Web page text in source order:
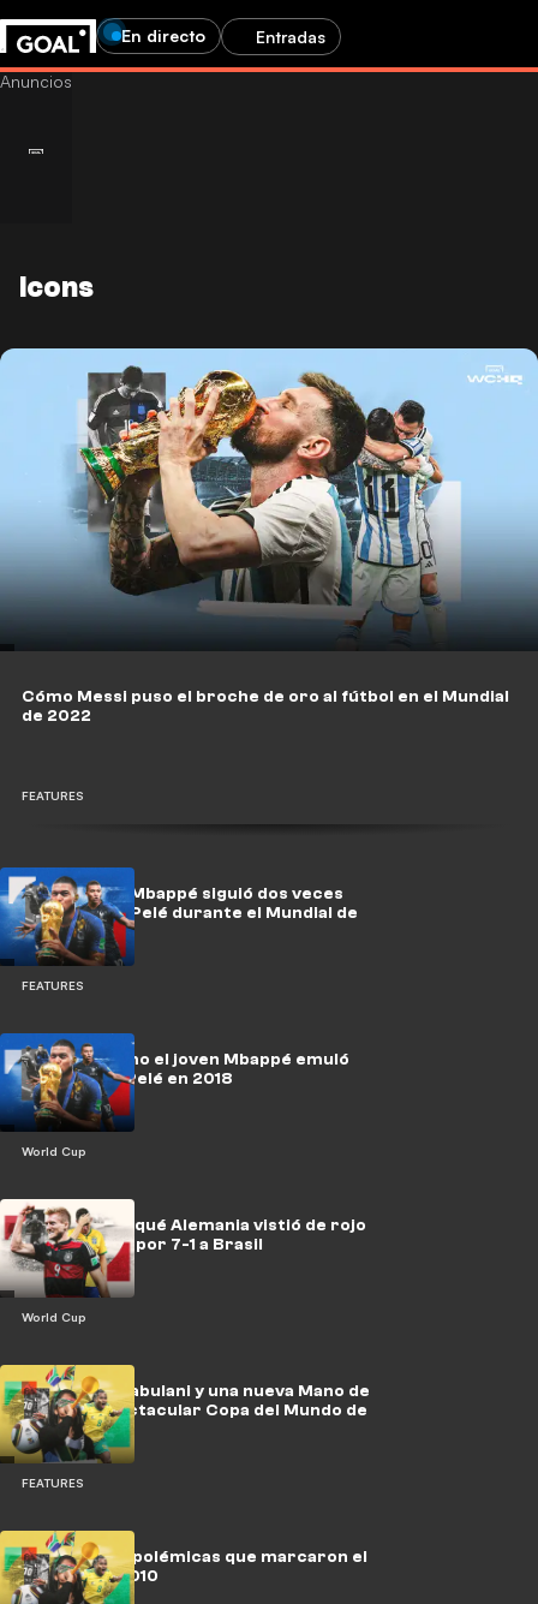
En directo Entradas
Icons
FEATURES
Cómo Messi puso el broche de oro al fútbol en el Mundial
de 2022
FEATURES
Cómo Kylian Mbappé siguió dos veces
los pasos de Pelé durante el Mundial de
2018
World Cup
ICONOS: Cómo el joven Mbappé emuló
dos veces a Pelé en 2018
World Cup
ICONOS: Por qué Alemania vistió de rojo
en la goleada por 7-1 a Brasil
FEATURES
Vuvuzelas, Jabulani y una nueva Mano de
Dios: la espectacular Copa del Mundo de
2010
ICONOS: Las polémicas que marcaron el
Mundial de 2010